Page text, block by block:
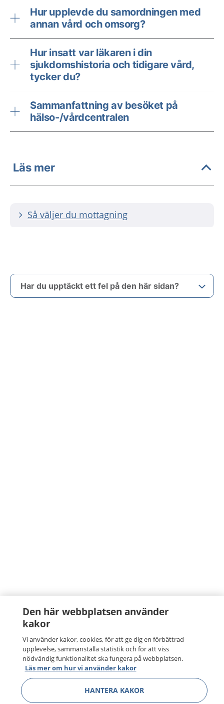
Hur upplevde du samordningen med
annan vård och omsorg?
Hur insatt var läkaren i din
sjukdomshistoria och tidigare vård,
tycker du?
Sammanfattning av besöket på
hälso-/vårdcentralen
Läs mer
Så väljer du mottagning
Har du upptäckt ett fel på den här sidan?
Den här webbplatsen använder
kakor
Vi använder kakor, cookies, för att ge dig en förbättrad
upplevelse, sammanställa statistik och för att viss
nödvändig funktionalitet ska fungera på webbplatsen.
Läs mer om hur vi använder kakor
HANTERA KAKOR